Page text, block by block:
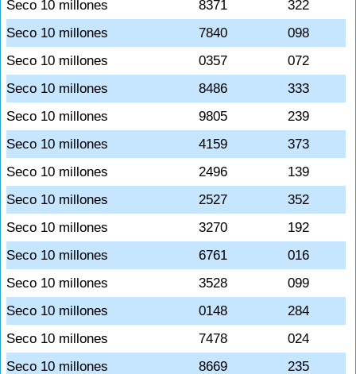
Seco 10 millones 8371
322
Seco 10 millones
7840
098
Seco 10 millones
0357
072
Seco 10 millones
8486
333
Seco 10 millones
9805
239
Seco 10 millones
4159
373
Seco 10 millones
2496
139
Seco 10 millones
2527
352
Seco 10 millones
3270
192
Seco 10 millones
6761
016
Seco 10 millones
3528
099
Seco 10 millones
0148
284
Seco 10 millones
7478
024
Seco 10 millones
8669
235